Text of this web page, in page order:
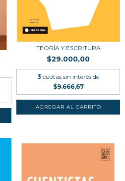
TEORÍA Y ESCRITURA
$29.000,00
3 cuotas sin interés de
$9.666,67